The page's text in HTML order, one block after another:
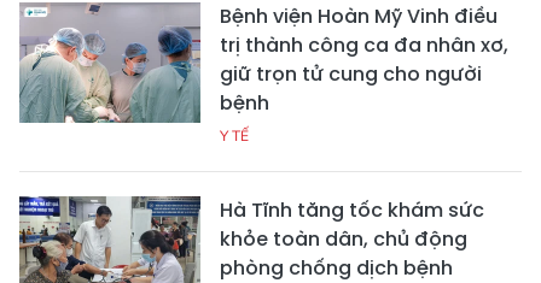
Bệnh viện Hoàn Mỹ Vinh điều
trị thành công ca đa nhân xơ,
giữ trọn tử cung cho người
bệnh
Y TẾ
Hà Tĩnh tăng tốc khám sức
khỏe toàn dân, chủ động
phòng chống dịch bệnh